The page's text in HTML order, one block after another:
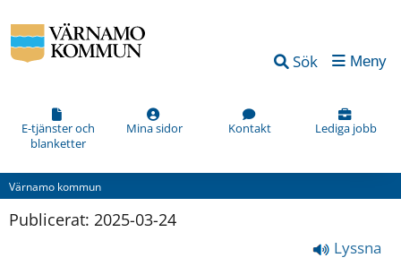
Sök Meny
E-tjänster och
blanketter
Mina sidor Kontakt Lediga jobb
Värnamo kommun
Publicerat: 2025-03-24
Lyssna